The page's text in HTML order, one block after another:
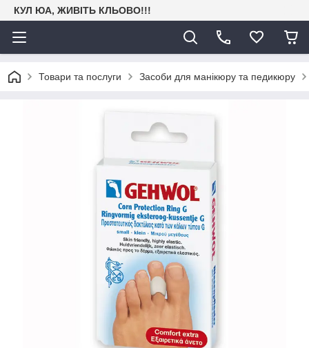
КУЛ ЮА, ЖИВІТЬ КЛЬОВО!!!
Товари та послуги Засоби для манікюру та педикюру